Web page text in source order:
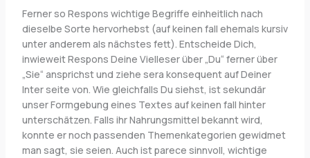
Ferner so Respons wichtige Begriffe einheitlich nach
dieselbe Sorte hervorhebst (auf keinen fall ehemals kursiv
unter anderem als nächstes fett). Entscheide Dich,
inwieweit Respons Deine Vielleser über „Du“ ferner über
„Sie“ ansprichst und ziehe sera konsequent auf Deiner
Inter seite von. Wie gleichfalls Du siehst, ist sekundär
unser Formgebung eines Textes auf keinen fall hinter
unterschätzen. Falls ihr Nahrungsmittel bekannt wird,
konnte er noch passenden Themenkategorien gewidmet
man sagt, sie seien. Auch ist parece sinnvoll, wichtige